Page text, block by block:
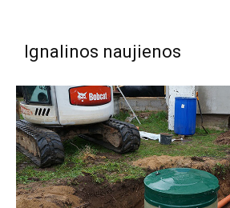
Ignalinos naujienos